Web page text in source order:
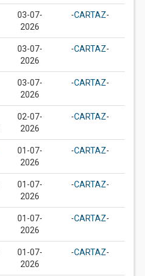
03-07-
2026
-CARTAZ-
03-07-
2026
-CARTAZ-
03-07-
2026
-CARTAZ-
02-07-
2026
-CARTAZ-
01-07-
2026
-CARTAZ-
01-07-
2026
-CARTAZ-
01-07-
2026
-CARTAZ-
01-07-
2026
-CARTAZ-